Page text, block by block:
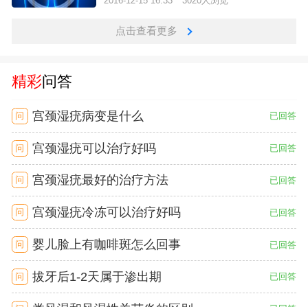
点击查看更多
精彩问答
问 宫颈湿疣病变是什么 已回答
问 宫颈湿疣可以治疗好吗 已回答
问 宫颈湿疣最好的治疗方法 已回答
问 宫颈湿疣冷冻可以治疗好吗 已回答
问 婴儿脸上有咖啡斑怎么回事 已回答
问 拔牙后1-2天属于渗出期 已回答